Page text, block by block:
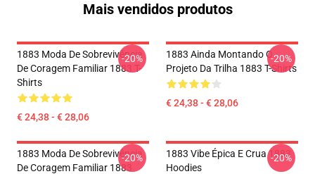
Mais vendidos produtos
1883 Moda De Sobrevivência
De Coragem Familiar 1883 T-
Shirts
€ 24,38 - € 28,06
-20%
1883 Ainda Montando O
Projeto Da Trilha 1883 T-Shirts
€ 24,38 - € 28,06
-20%
1883 Moda De Sobrevivência
De Coragem Familiar 1883
-20%
1883 Vibe Épica E Crua 1883
Hoodies
-20%